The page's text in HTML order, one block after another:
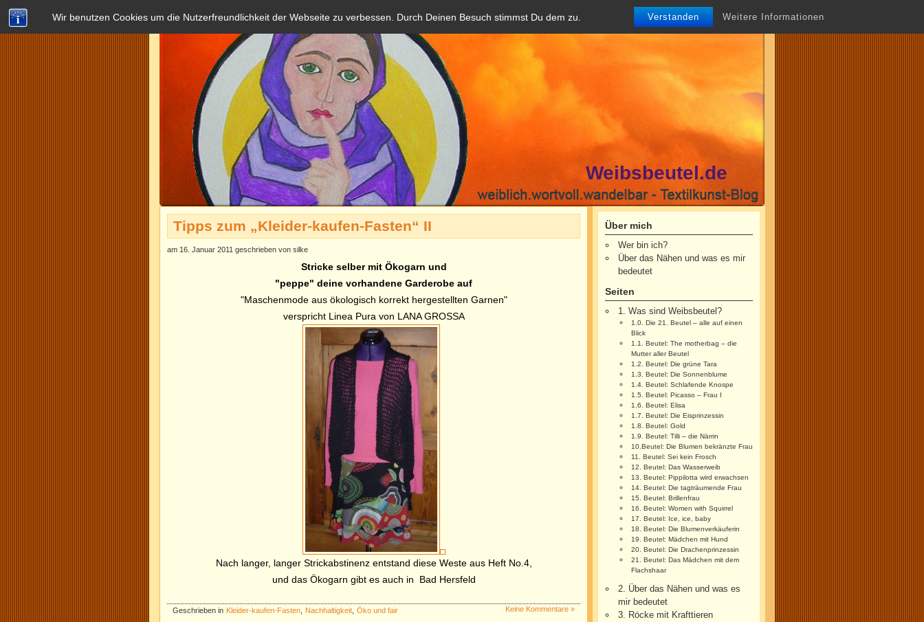
Wir benutzen Cookies um die Nutzerfreundlichkeit der Webseite zu verbessen. Durch Deinen Besuch stimmst Du dem zu. Verstanden Weitere Informationen
Weibsbeutel.de
Tipps zum „Kleider-kaufen-Fasten“ II
am 16. Januar 2011 geschrieben von silke
Stricke selber mit Ökogarn und
"peppe" deine vorhandene Garderobe auf
"Maschenmode aus ökologisch korrekt hergestellten Garnen"
verspricht Linea Pura von LANA GROSSA
Nach langer, langer Strickabstinenz entstand diese Weste aus Heft No.4,
und das Ökogarn gibt es auch in Bad Hersfeld
Keine Kommentare »
Geschrieben in Kleider-kaufen-Fasten, Nachhaltigkeit, Öko und fair
Über mich
Wer bin ich?
Über das Nähen und was es mir
bedeutet
Seiten
1. Was sind Weibsbeutel?
1.0. Die 21. Beutel – alle auf einen
Blick
1.1. Beutel: The motherbag – die
Mutter aller Beutel
1.2. Beutel: Die grüne Tara
1.3. Beutel: Die Sonnenblume
1.4. Beutel: Schlafende Knospe
1.5. Beutel: Picasso – Frau I
1.6. Beutel: Elisa
1.7. Beutel: Die Eisprinzessin
1.8. Beutel: Gold
1.9. Beutel: Tilli – die Närrin
10.Beutel: Die Blumen bekränzte Frau
11. Beutel: Sei kein Frosch
12. Beutel: Das Wasserweib
13. Beutel: Pippilotta wird erwachsen
14. Beutel: Die tagträumende Frau
15. Beutel: Brillenfrau
16. Beutel: Women with Squirrel
17. Beutel: Ice, ice, baby
18. Beutel: Die Blumenverkäuferin
19. Beutel: Mädchen mit Hund
20. Beutel: Die Drachenprinzessin
21. Beutel: Das Mädchen mit dem
Flachshaar
2. Über das Nähen und was es
mir bedeutet
3. Röcke mit Krafttieren